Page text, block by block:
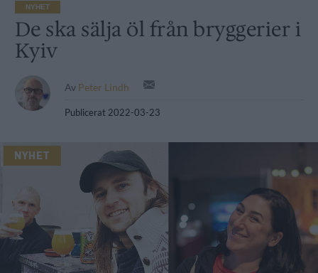
NYHET
De ska sälja öl från bryggerier i
Kyiv
Av Peter Lindh
Publicerat 2022-03-23
NYHET